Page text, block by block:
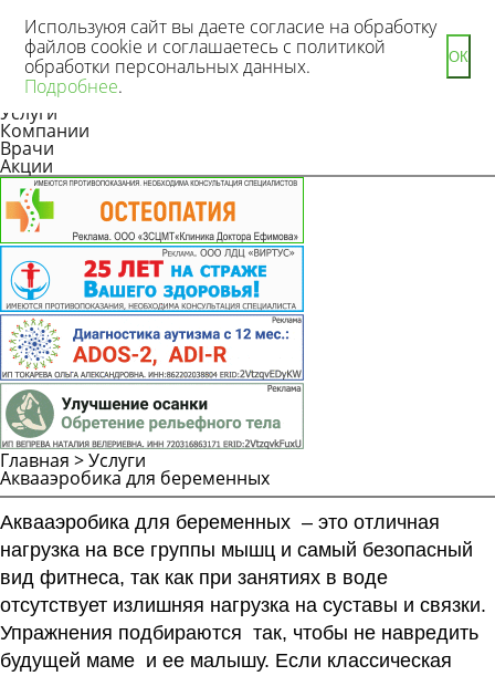
Новости
Статьи
Услуги
Компании
Врачи
Акции
Главная >Услуги
Аквааэробика для беременных
Аквааэробика для беременных – это отличная
нагрузка на все группы мышц и самый безопасный
вид фитнеса, так как при занятиях в воде
отсутствует излишняя нагрузка на суставы и связки.
Упражнения подбираются так, чтобы не навредить
будущей маме и ее малышу. Если классическая
Используюя сайт вы даете согласие на обработку
файлов cookie и соглашаетесь с политикой
обработки персональных данных.
Подробнее.
ОК